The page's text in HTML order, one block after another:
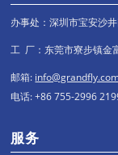
办事处：深圳市宝安沙
工 厂：东莞市寮步镇金
邮箱:
电话: +86 755-2996
服务